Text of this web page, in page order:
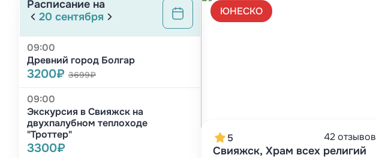
Расписание на
20 сентября
09:00
Древний город Болгар
3200₽ 3699₽
09:00
Экскурсия в Свияжск на
двухпалубном теплоходе
"Троттер"
3300₽
ЮНЕСКО
5 42 отзывов
Свияжск, Храм всех религий